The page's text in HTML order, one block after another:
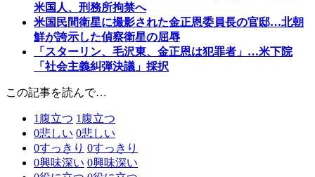
米国人、刑務所拘禁へ
米国民間衛星に撮影された金正恩委員長の官邸…北朝
鮮が誇示した偵察衛星の屈辱
「スターリン、毛沢東、金正恩は犯罪者」…米下院
「社会主義糾弾決議」採択
この記事を読んで…
1 腹立つ 1 腹立つ
0悲しい 0悲しい
0すっきり 0すっきり
0興味深い 0興味深い